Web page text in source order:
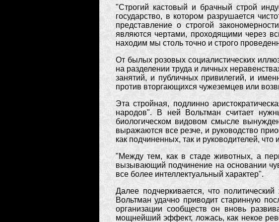
"Строгий кастовый и брачный строй
государство, в котором разрушается
представление о строгой
являются чертами, проходящими через
находим мы столь точно и строго
От былых розовых социалистических
на разделении труда и личных
занятий, и публичных привилегий, и
против вторгающихся чужеземцев или
Эта стройная, подлинно
народов". В ней Вольтман считает
биологическом видовом смысле
выражаются все резче, и руководство
как подчиненных, так и руководителей,
"Между тем, как в стаде животных, а
вызывающий подчинение на основании
все более интеллектуальный характер".
Далее подчеркивается, что
Вольтман удачно приводит старинную
организации сообществ он вновь
мощнейший эффект, ложась, как некое